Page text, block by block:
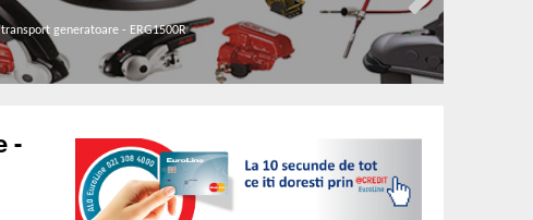
transport generatoare - ERG1500R
-